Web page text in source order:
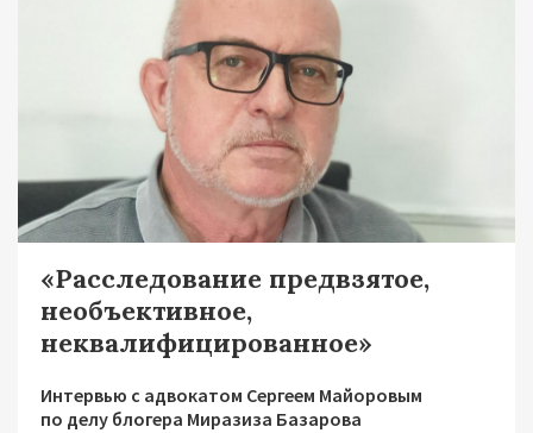
«Расследование предвзятое,
необъективное,
неквалифицированное»
Интервью с адвокатом Сергеем Майоровым
по делу блогера Миразиза Базарова